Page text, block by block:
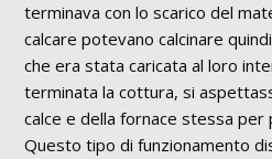
terminava con lo scarico del
calcare potevano calcinare
che era stata caricata al loro
terminata la cottura, si
calce e della fornace stessa
Questo tipo di funzionamento